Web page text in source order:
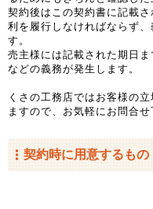
契約後はこの契約書に記載
利を履行しなければならず
す。
売主様には記載された期日
などの義務が発生します。
くさの工務店ではお客様の
ますので、お気軽にお問合せ
契約時に用意するもの